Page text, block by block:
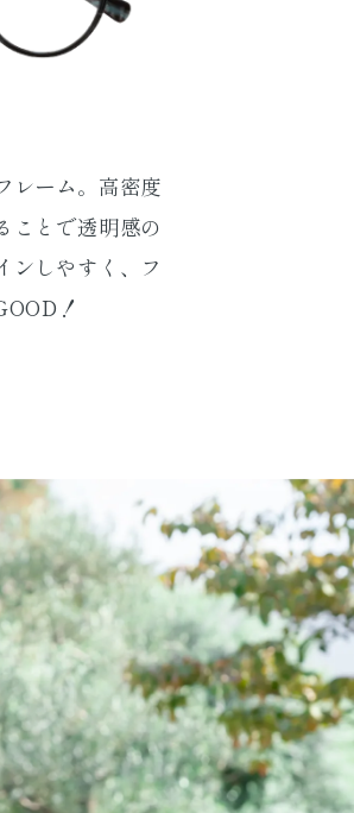
レーム。高密度
ことで透明感の
ンしやすく、フ
！